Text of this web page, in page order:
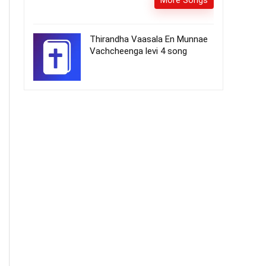
Thirandha Vaasala En Munnae
Vachcheenga levi 4 song